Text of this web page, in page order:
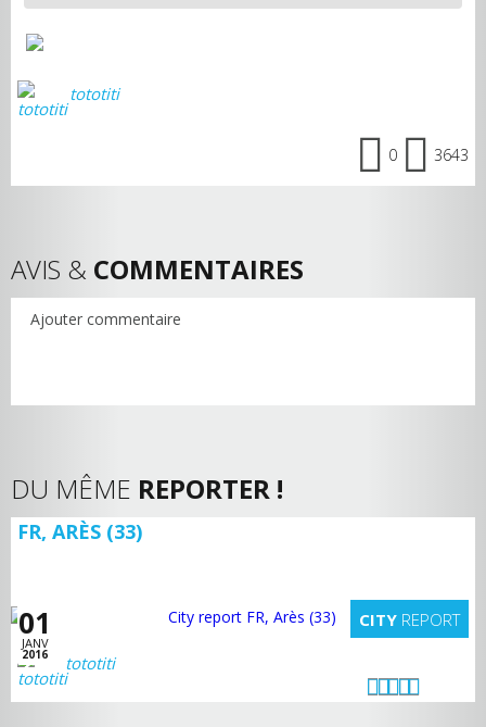
tototiti
0 3643
AVIS & COMMENTAIRES
Ajouter commentaire
DU MÊME REPORTER !
FR, ARÈS (33)
01
JANV
2016
CITY REPORT
tototiti